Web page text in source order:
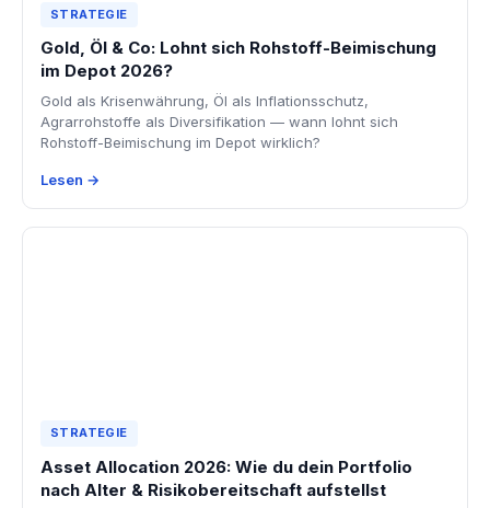
STRATEGIE
Gold, Öl & Co: Lohnt sich Rohstoff-Beimischung
im Depot 2026?
Gold als Krisenwährung, Öl als Inflationsschutz,
Agrarrohstoffe als Diversifikation — wann lohnt sich
Rohstoff-Beimischung im Depot wirklich?
Lesen →
STRATEGIE
Asset Allocation 2026: Wie du dein Portfolio
nach Alter & Risikobereitschaft aufstellst